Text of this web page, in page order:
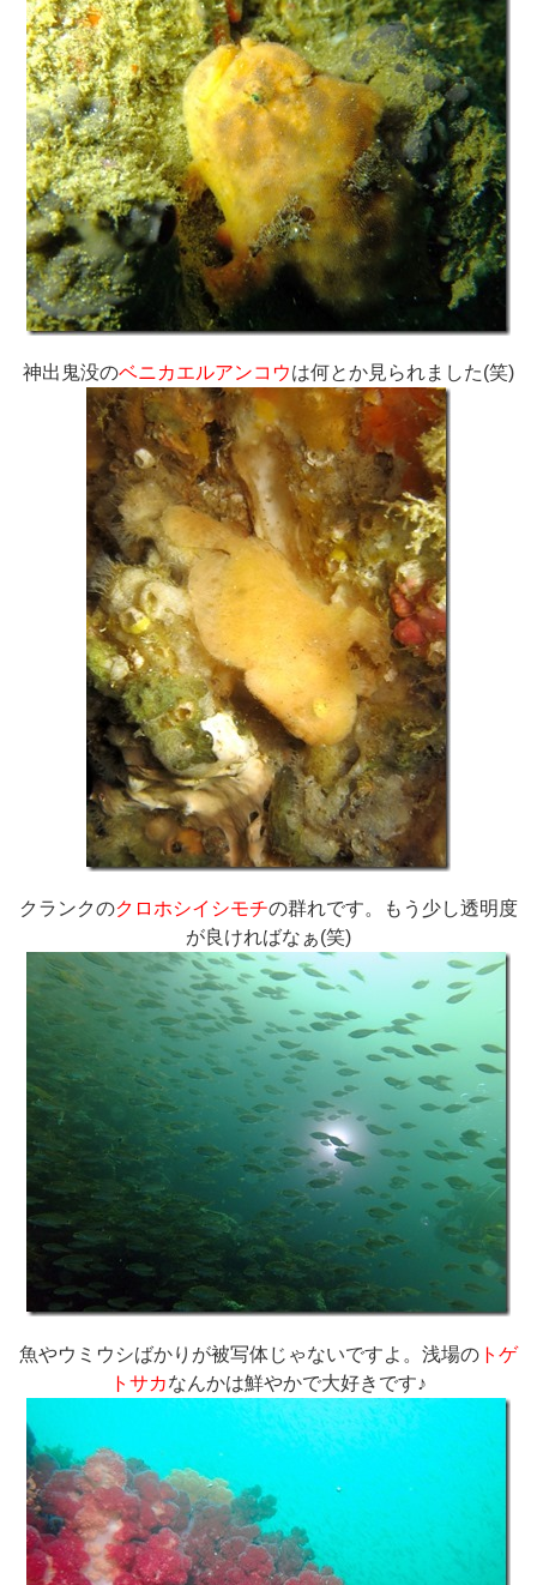
神出鬼没のベニカエルアンコウは何とか見られました(笑)
クランクのクロホシイシモチの群れです。もう少し透明度
が良ければなぁ(笑)
魚やウミウシばかりが被写体じゃないですよ。浅場の トゲ
トサカなんかは鮮やかで大好きです♪